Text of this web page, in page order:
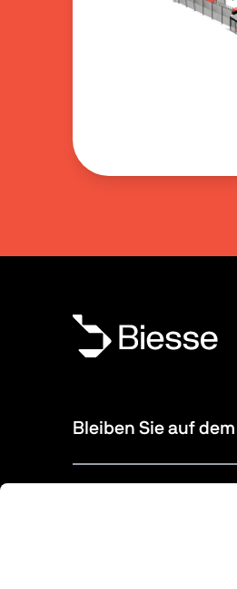
Bleiben Sie auf
um über Neuigkeiten aus